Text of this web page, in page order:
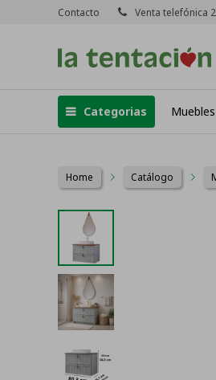
Categorias Muebles
Contacto Venta telefónica
Home Catálogo